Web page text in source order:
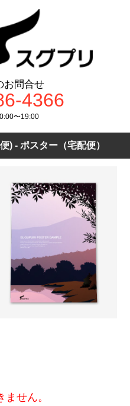
お問合せ
4366
〜19:00
) - ポスター（宅配便）
せん。